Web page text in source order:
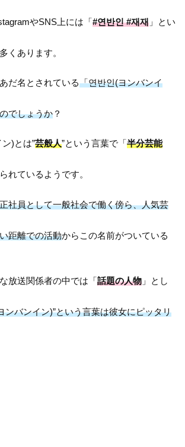
やSNS上には「#연반인 #재재 」とい
くあります。
だ名とされている「연반인(ヨンバンイ
でしょうか ？
)とは”芸般人”という言葉で「半分芸能
れているようです。
社員として一般社会で働く傍ら、人気芸
距離での活動からこの名前がついている
放送関係者の中では「話題の人物 」とし
ンバンイン)”という言葉は彼女にピッタリ